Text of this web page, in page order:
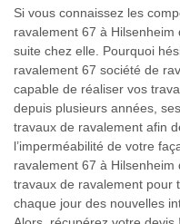
Si vous connaissez les
ravalement 67 à
suite chez elle. Pourquoi
ravalement 67 société de
capable de réaliser vos
depuis plusieurs années,
travaux de ravalement afin
l’imperméabilité de votre
ravalement 67 à
travaux de ravalement pour
chaque jour des nouvelles